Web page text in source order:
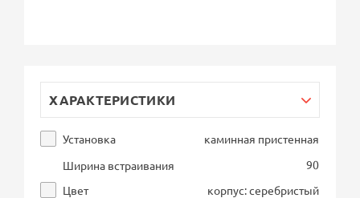
ХАРАКТЕРИСТИКИ
Установка
каминная пристенная
Ширина встраивания
90
Цвет
корпус: серебристый